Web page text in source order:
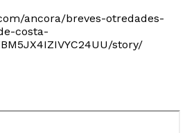
ancora/breves-otredades-
costa-
story/